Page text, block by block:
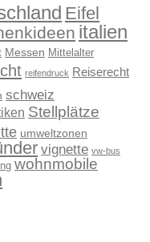
Eifel
italien
Messen Mittelalter
reifendruck Reiserecht
schweiz
Stellplätze
umweltzonen
vignette vw-bus
wohnmobile